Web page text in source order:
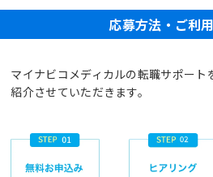
応募方法・ご利
マイナビコメディカルの転職サポート
紹介させていただきます。